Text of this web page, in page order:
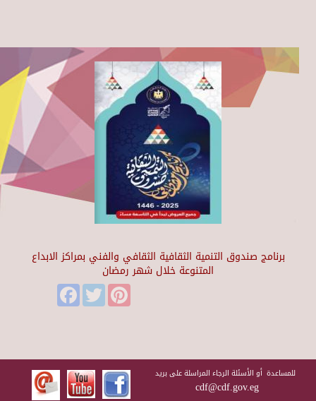
برنامج صندوق التنمية الثقافية الثقافي والفني بمراكز الابداع
المتنوعة خلال شهر رمضان
FacebookTwitter
للمساعدة أو الأسئلة الرجاء المراسلة على بريد
cdf@cdf.gov.eg